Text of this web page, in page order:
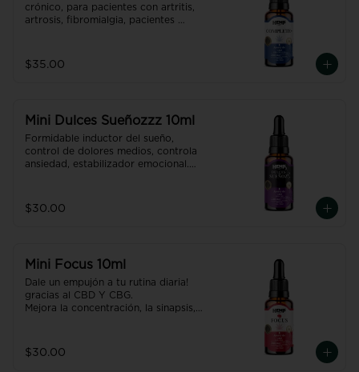
crónico, para pacientes con artritis,
artrosis, fibromialgia, pacientes
antidepresivas, desinflamantes,
neuroprotectoras,  gracias al CBD +
efecto hasta 7 veces más efectivo y
rápido que uno normal.
$35.00
Mini Dulces Sueñozzz 10ml
Formidable inductor del sueño,
control de dolores medios, controla
ansiedad, estabilizador emocional.
Producto con NANO TECNOLOGÍA,
efecto hasta 7 veces más efectivo y
$30.00
Mini Focus 10ml
Dale un empujón a tu rutina diaria!
gracias al CBD Y CBG.
Mejora la concentración, la sinapsis,
tratamientos oncológicos.
Producto con NANO TECNOLOGÍA,
$30.00